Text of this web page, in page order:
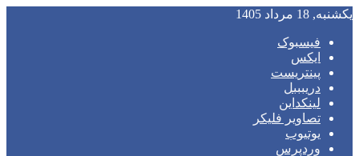
یکشنبه, 18 مرداد 1405
فیسبوک
ایکس
پینتریست
دریبببل
لینکداین
تصاویر فلیکر
یوتیوب
وردپرس